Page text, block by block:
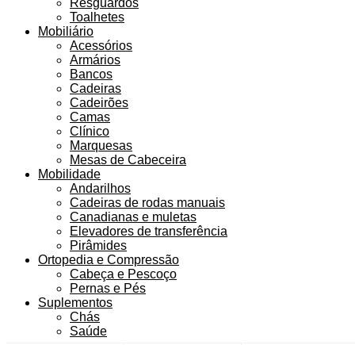
Toalhetes
Mobiliário
Acessórios
Armários
Bancos
Cadeiras
Cadeirões
Camas
Clínico
Marquesas
Mesas de Cabeceira
Mobilidade
Andarilhos
Cadeiras de rodas manuais
Canadianas e muletas
Elevadores de transferência
Pirâmides
Ortopedia e Compressão
Cabeça e Pescoço
Pernas e Pés
Suplementos
Chás
Saúde